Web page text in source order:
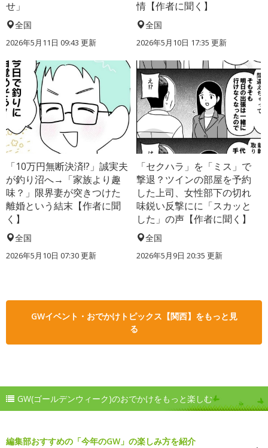
せ」
全国
2026年5月11日 09:43 更新
情【作者に聞く】
全国
2026年5月10日 17:35 更新
「10万円無断決済!?」誠実夫
が釣り沼へ→「家族より趣
味？」限界妻が突きつけた
離婚という結末【作者に聞
く】
全国
2026年5月10日 07:30 更新
「セクハラ」を「ミス」で
撃退？ツインの部屋を予約
した上司、女性部下の切れ
味鋭い反撃にに「スカッと
した」の声【作者に聞く】
全国
2026年5月9日 20:35 更新
GWイベント・おでかけトピックス【関西】をもっと見
る
GW(ゴールデンウィーク)のおでかけをもっと楽しむ
編集部おすすめの「今年のGW」の楽しみ方を紹介